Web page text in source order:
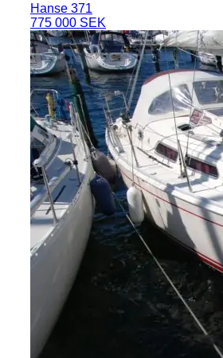
Hanse 371
775 000 SEK